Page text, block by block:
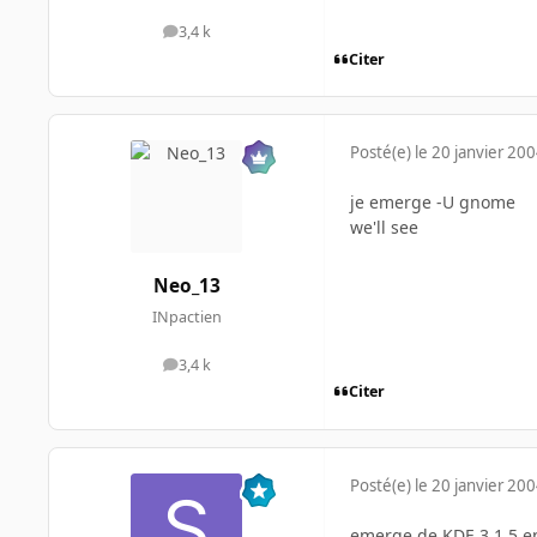
3,4 k
messages
Citer
Neo_13
INpactien
3,4 k
messages
Posté(e) le 20 janvier
je emerge -U gnome
we'll see
Citer
Posté(e) le 20 janvier